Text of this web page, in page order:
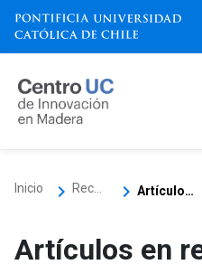
Inicio keyboard_arrow_right keyboard_arrow_right Artículos científicos
Artículos en